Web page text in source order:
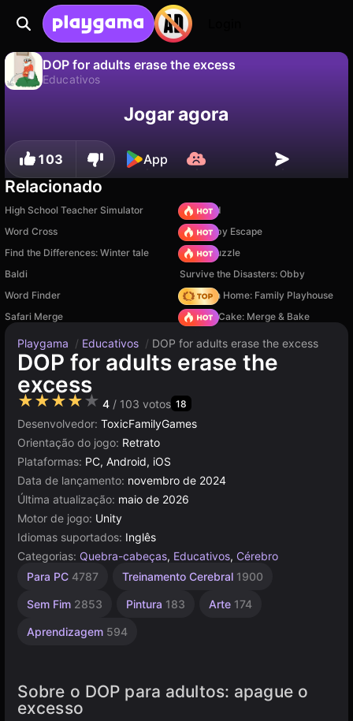
DOP for adults erase the excess
Educativos
Salve o progresso!Jogar agora
103 App
Relacionado
High School Teacher Simulator
TB World
Word Cross
Your Obby Escape
Find the Differences: Winter tale
Arrow Puzzle
Baldi
Survive the Disasters: Obby
Word Finder
My Town Home: Family Playhouse
Safari Merge
Piece of Cake: Merge & Bake
Playgama / Educativos / DOP for adults erase the excess
DOP for adults erase the
excess
★★★★★ 4 / 103 votos 18
Desenvolvedor: ToxicFamilyGames
Orientação do jogo: Retrato
Plataformas: PC, Android, iOS
Data de lançamento: novembro de 2024
Última atualização: maio de 2026
Motor de jogo: Unity
Idiomas suportados: Inglês
Categorias: Quebra-cabeças, Educativos, Cérebro
Para PC 4787 Treinamento Cerebral 1900
Sem Fim 2853 Pintura 183 Arte 174
Aprendizagem 594
Mentais
Agilidade
Mesa e
5173
De 1
4125
Alta
3572
Simples
Navegador
Unity
3177
Sobre o DOP para adultos: apague o
excesso